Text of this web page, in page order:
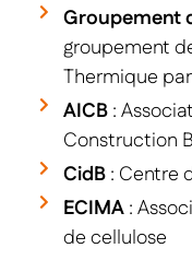
Groupement
groupement
Thermique
AICB:
Construction
CidB: Centre
ECIMA:
de cellulose